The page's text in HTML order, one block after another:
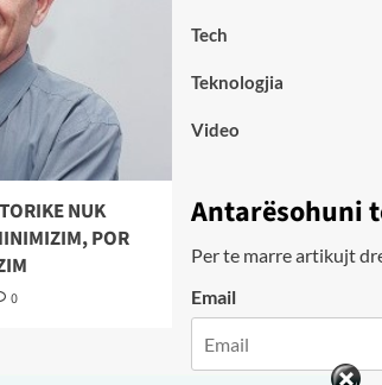
NUK
POR
0
Tech
Teknologjia
Video
Antarësohuni
Per te marre artikujt
Email